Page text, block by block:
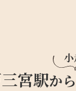
宮駅から